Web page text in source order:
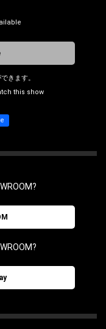
きます。
this show